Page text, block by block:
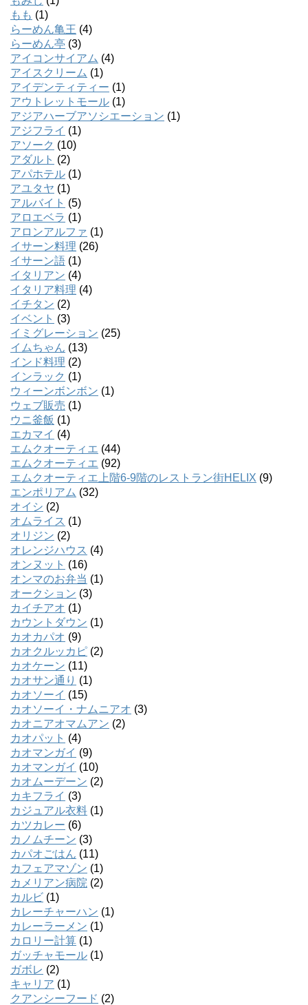
もも (1)
らーめん亀王 (4)
らーめん亭 (3)
アイコンサイアム (4)
アイスクリーム (1)
アイデンティティー (1)
アウトレットモール (1)
アジアハーブアソシエーション (1)
アジフライ (1)
アソーク (10)
アダルト (2)
アパホテル (1)
アユタヤ (1)
アルバイト (5)
アロエベラ (1)
アロンアルファ (1)
イサーン料理 (26)
イサーン語 (1)
イタリアン (4)
イタリア料理 (4)
イチタン (2)
イベント (3)
イミグレーション (25)
イムちゃん (13)
インド料理 (2)
インラック (1)
ウィーンボンボン (1)
ウェブ販売 (1)
ウニ釜飯 (1)
エカマイ (4)
エムクオーティエ (44)
エムクオーティエ (92)
エムクオーティエ上階6-9階のレストラン街HELIX (9)
エンポリアム (32)
オイシ (2)
オムライス (1)
オリジン (2)
オレンジハウス (4)
オンヌット (16)
オンマのお弁当 (1)
オークション (3)
カイチアオ (1)
カウントダウン (1)
カオカパオ (9)
カオクルッカピ (2)
カオケーン (11)
カオサン通り (1)
カオソーイ (15)
カオソーイ・ナムニアオ (3)
カオニアオマムアン (2)
カオパット (4)
カオマンガイ (9)
カオマンガイ (10)
カオムーデーン (2)
カキフライ (3)
カジュアル衣料 (1)
カツカレー (6)
カノムチーン (3)
カパオごはん (11)
カフェアマゾン (1)
カメリアン病院 (2)
カルビ (1)
カレーチャーハン (1)
カレーラーメン (1)
カロリー計算 (1)
ガッチャモール (1)
ガボレ (2)
キャリア (1)
クアンシーフード (2)